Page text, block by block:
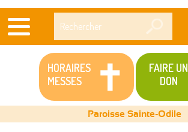
HORAIRES
MESSES
FAIRE UN
DON
Paroisse Sainte-Odile